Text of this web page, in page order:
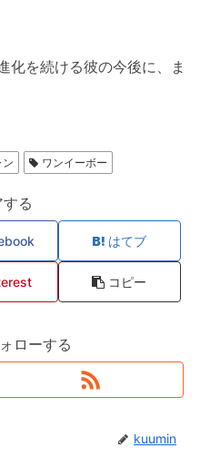
化を続ける彼の今後に、ま
ン ワンイーボー
る
はてブ
コピー
ローする
kuumin